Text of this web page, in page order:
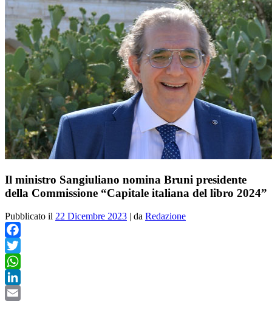
Il ministro Sangiuliano nomina Bruni presidente
della Commissione “Capitale italiana del libro 2024”
Pubblicato il 22 Dicembre 2023 | da Redazione
Facebook
Twitter
WhatsApp
LinkedIn